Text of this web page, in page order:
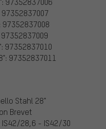
97352837008
97352837010
97352837011
Stahl 28"
Brevet
IS42/28,6 - IS42/30